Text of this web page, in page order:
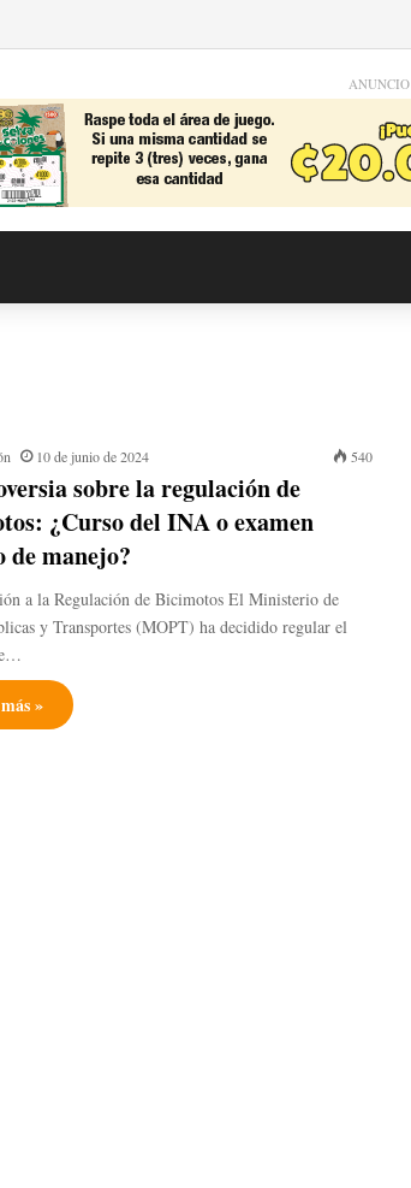
ANUNCIO
10 de junio de 2024 540
sobre la regulación de
¿Curso del INA o examen
de manejo?
a la Regulación de Bicimotos El Ministerio de
y Transportes (MOPT) ha decidido regular el
»